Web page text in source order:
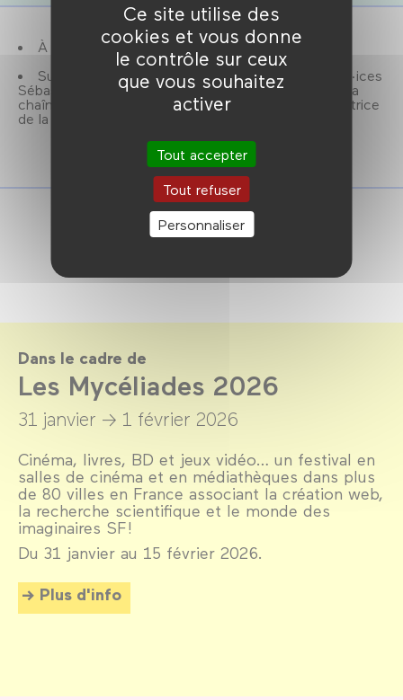
Ce site utilise des
cookies et vous donne
le contrôle sur ceux
que vous souhaitez
activer
Tout accepter
Tout refuser
Personnaliser
À partir de 8 ans.
Suivi d’une animation ludique par les vulgarisateur·ices
Sébastien Carassou (astrophysicien et créateur de la
chaîne
Le Sense of Wonder) et Marie Treibert (créatrice
de la chaîne de vulgarisation
Dans le cadre de
Les Mycéliades 2026
31 janvier → 1 février 2026
Cinéma, livres, BD et jeux vidéo… un festival en
salles de cinéma et en médiathèques dans plus
de 80 villes en France associant la création web,
la recherche scientifique et le monde des
imaginaires SF !
Du 31 janvier au 15 février 2026.
Plus d'info